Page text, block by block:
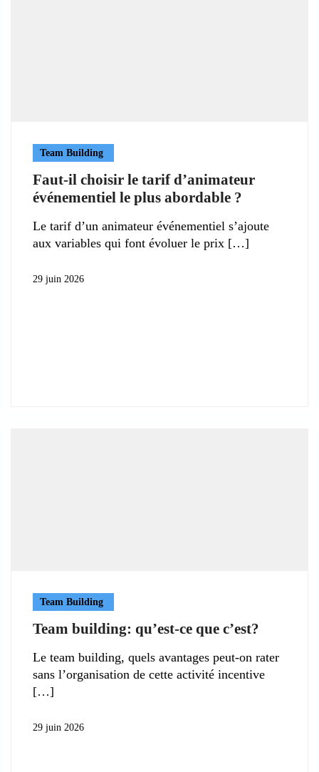
Team Building
Faut-il choisir le tarif d’animateur
événementiel le plus abordable ?
Le tarif d’un animateur événementiel s’ajoute
aux variables qui font évoluer le prix
29 juin 2026
Team Building
Team building: qu’est-ce que c’est?
Le team building, quels avantages peut-on rater
sans l’organisation de cette activité incentive
29 juin 2026